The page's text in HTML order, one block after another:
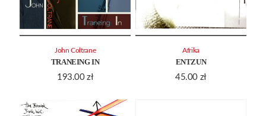
TRANEING IN
193.00 zł
John Coltrane
ENTZUN
45.00 zł
Afrika